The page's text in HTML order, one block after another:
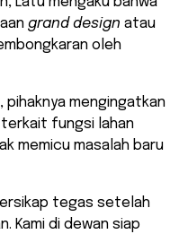
grand design atau
oleh
pihaknya mengingatkan
fungsi lahan
memicu masalah baru
tegas setelah
Kami di dewan siap